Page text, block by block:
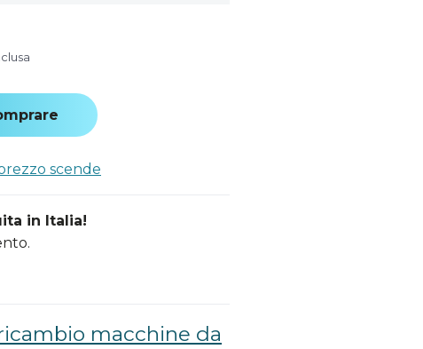
scende
in Italia!
macchine da